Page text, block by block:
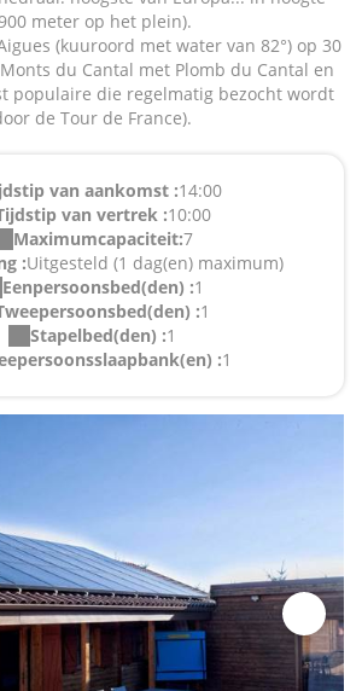
meter op het plein).
(kuuroord met water van 82°) op 30
du Cantal met Plomb du Cantal en
populaire die regelmatig bezocht wordt
de Tour de France).
van aankomst :14:00
van vertrek :10:00
Maximumcapaciteit:7
:Uitgesteld (1 dag(en) maximum)
Eenpersoonsbed(den) :1
:1
Stapelbed(den) :1
:1